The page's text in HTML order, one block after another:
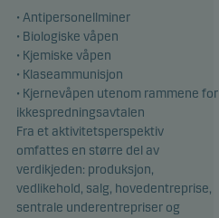
• Antipersonellminer
• Biologiske våpen
• Kjemiske våpen
• Klaseammunisjon
• Kjernevåpen utenom rammene for
ikkespredningsavtalen
Fra et aktivitetsperspektiv
omfattes en større del av
verdikjeden: produksjon,
vedlikehold, salg, hovedentreprise,
sentrale underentrepriser og